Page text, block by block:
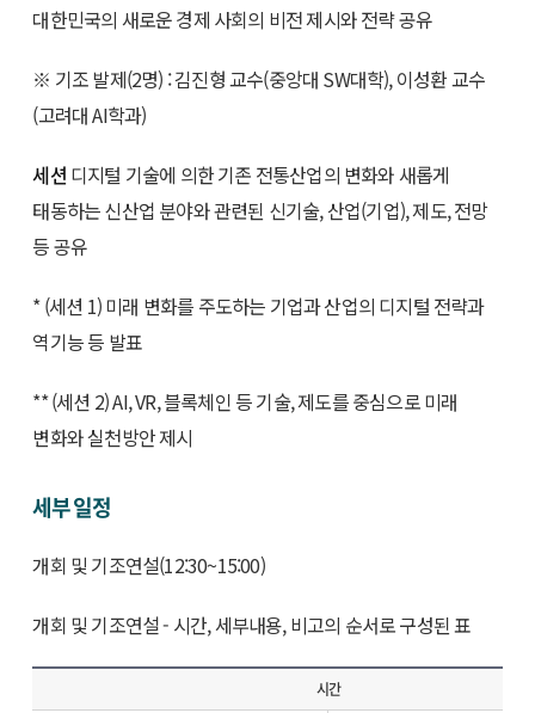
대한민국의 새로운 경제 사회의 비전 제시와 전략 공유
※ 기조 발제(2명) : 김진형 교수(중앙대 SW대학), 이성환 교수
(고려대 AI학과)
세션 디지털 기술에 의한 기존 전통산업의 변화와 새롭게
태동하는 신산업 분야와 관련된 신기술, 산업(기업), 제도, 전망
등 공유
* (세션 1) 미래 변화를 주도하는 기업과 산업의 디지털 전략과
역기능 등 발표
** (세션 2) AI, VR, 블록체인 등 기술, 제도를 중심으로 미래
변화와 실천방안 제시
세부 일정
개회 및 기조연설(12:30~15:00)
개회 및 기조연설 - 시간, 세부내용, 비고의 순서로 구성된 표
시간